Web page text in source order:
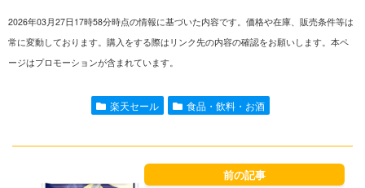
e
l o
o y
2026年03月27日17時58分時点の情報に基づいた内容です。価格や在庫、販売条件等は
常に変動しております。購入をする際はリンク先の内容の確認をお願いします。本ペ
ージはプロモーションが含まれています。
楽天セール 食品・飲料・お酒